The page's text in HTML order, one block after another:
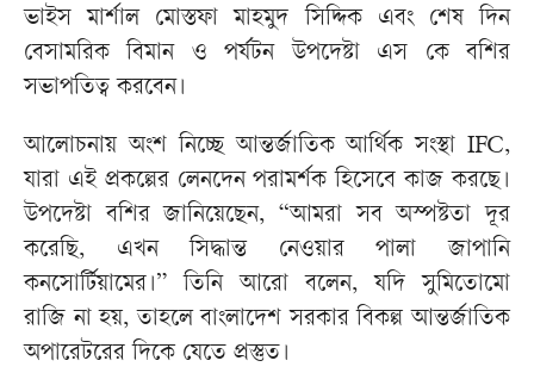
ভাইস মার্শাল মোস্তফা মাহমুদ সিদ্দিক এবং শেষ দিন
বেসামরিক বিমান ও পর্যটন উপদেষ্টা এস কে বশির
সভাপতিত্ব করবেন।
আলোচনায় অংশ নিচ্ছে আন্তর্জাতিক আর্থিক সংস্থা IFC,
যারা এই প্রকল্পের লেনদেন পরামর্শক হিসেবে কাজ করছে।
উপদেষ্টা বশির জানিয়েছেন, “আমরা সব অস্পষ্টতা দূর
করেছি, এখন সিদ্ধান্ত নেওয়ার পালা জাপানি
কনসোর্টিয়ামের।” তিনি আরো বলেন, যদি সুমিতোমো
রাজি না হয়, তাহলে বাংলাদেশ সরকার বিকল্প আন্তর্জাতিক
অপারেটরের দিকে যেতে প্রস্তুত।